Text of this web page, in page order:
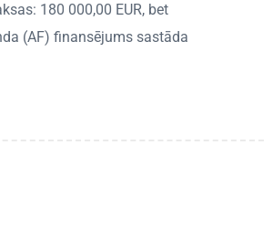
180 000,00 EUR, bet
(AF) finansējums sastāda